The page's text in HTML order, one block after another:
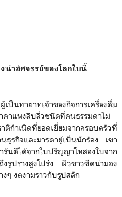
น่าอัศจรรย์ของโลกใบนี้
ายาทเจ้าของกิจการเครื่องดื่ม
คาแพงลิบลิ่วชนิดที่คนธรรมดาไม่
ติกำเนิดที่ยอดเยี่ยมจากครอบครัวที่
ธุรกิจและมารดาผู้เป็นนักร้อง เขา
นตีได้จากใบปริญญาโทสองใบจาก
รูปร่างสูงโปร่ง ผิวขาวซีดน่ามอง
ๆ งดงามราวกับรูปสลัก